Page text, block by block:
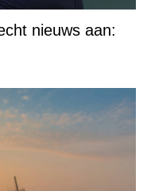
nieuws aan: